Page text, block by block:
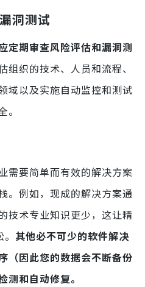
洞测试
定期审查风险评估和漏洞测
组织的技术、人员和流程、
域以及实施自动监控和测试
需要简单而有效的解决方案
。例如，现成的解决方案通
技术专业知识更少，这让精
其他必不可少的软件解决
（因此您的数据会不断备份
测和自动修复。